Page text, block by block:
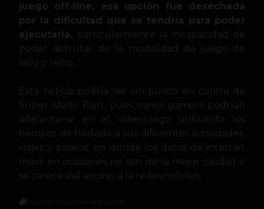
juego off-line, esa opción fue desechada
por la dificultad que se tendría para poder
ejecutarla, particularmente la incapacidad de
poder disfrutar de la modalidad de juego de
rally y reino.
Esta noticia podría ser un punto en contra de
Súper Mario Run, pues varios gamers podrían
adelantarse en el videojuego utilizando los
tiempos de traslado a sus diferentes actividades,
viajes y paseos, en donde los datos de internet
móvil en ocasiones no son de la mejor calidad o
se carece del acceso a la redes móviles.